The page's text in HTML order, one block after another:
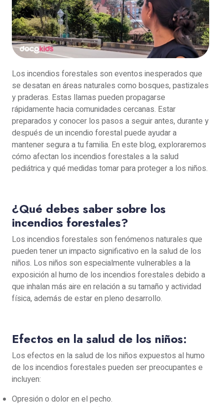
Los incendios forestales son eventos inesperados que
se desatan en áreas naturales como bosques, pastizales
y praderas. Estas llamas pueden propagarse
rápidamente hacia comunidades cercanas. Estar
preparados y conocer los pasos a seguir antes, durante y
después de un incendio forestal puede ayudar a
mantener segura a tu familia. En este blog, exploraremos
cómo afectan los incendios forestales a la salud
pediátrica y qué medidas tomar para proteger a los niños.
¿Qué debes saber sobre los
incendios forestales?
Los incendios forestales son fenómenos naturales que
pueden tener un impacto significativo en la salud de los
niños. Los niños son especialmente vulnerables a la
exposición al humo de los incendios forestales debido a
que inhalan más aire en relación a su tamaño y actividad
física, además de estar en pleno desarrollo.
Efectos en la salud de los niños:
Los efectos en la salud de los niños expuestos al humo
de los incendios forestales pueden ser preocupantes e
incluyen:
Opresión o dolor en el pecho.